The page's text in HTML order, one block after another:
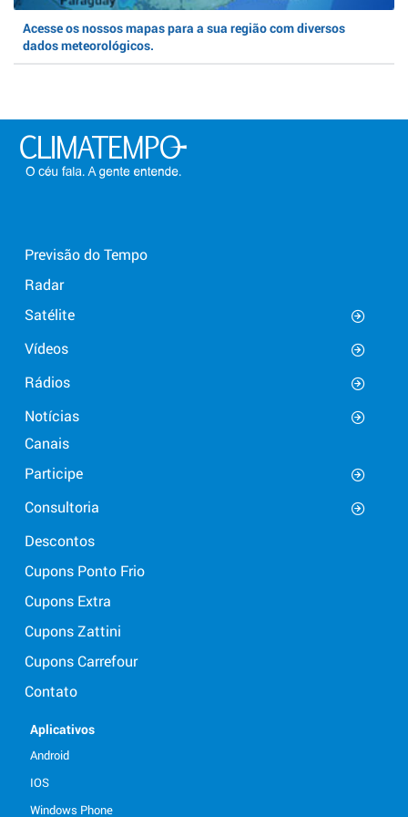
Acesse os nossos mapas para a sua região com diversos
dados meteorológicos.
Previsão do Tempo
Radar
Satélite
Vídeos
Rádios
Notícias
Canais
Participe
Consultoria
Descontos
Cupons Ponto Frio
Cupons Extra
Cupons Zattini
Cupons Carrefour
Contato
Aplicativos
Android
IOS
Windows Phone